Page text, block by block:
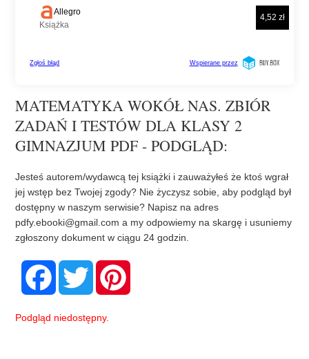
MATEMATYKA WOKÓŁ NAS. ZBIÓR
ZADAŃ I TESTÓW DLA KLASY 2
GIMNAZJUM PDF - PODGLĄD:
Jesteś autorem/wydawcą tej książki i zauważyłeś że ktoś wgrał
jej wstęp bez Twojej zgody? Nie życzysz sobie, aby podgląd był
dostępny w naszym serwisie? Napisz na adres
pdfy.ebooki@gmail.com a my odpowiemy na skargę i usuniemy
zgłoszony dokument w ciągu 24 godzin.
F
o
T
w
e
Podgląd niedostępny.